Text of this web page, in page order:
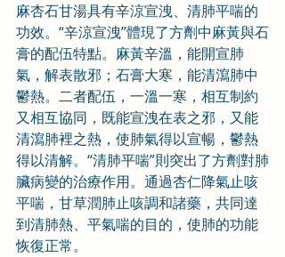
麻杏石甘湯具有辛涼宣洩、清肺平喘的
功效。“辛涼宣洩”體現了方劑中麻黃與石
膏的配伍特點。麻黃辛溫，能開宣肺
氣，解表散邪；石膏大寒，能清瀉肺中
鬱熱。二者配伍，一溫一寒，相互制約
又相互協同，既能宣洩在表之邪，又能
清瀉肺裡之熱，使肺氣得以宣暢，鬱熱
得以清解。“清肺平喘”則突出了方劑對肺
臟病變的治療作用。通過杏仁降氣止咳
平喘，甘草潤肺止咳調和諸藥，共同達
到清肺熱、平氣喘的目的，使肺的功能
恢復正常。